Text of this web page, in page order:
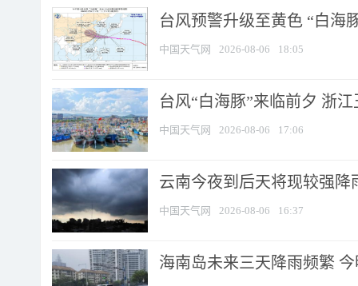
台风预警升级至黄色 “白海
中国天气网 2026-08-06 18:05
台风“白海豚”来临前夕 浙
中国天气网 2026-08-06 17:06
云南今夜到后天将现较强降
中国天气网 2026-08-06 16:37
海南岛未来三天降雨频繁